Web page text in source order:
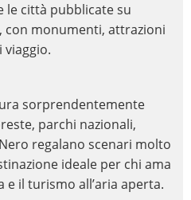
le città pubblicate su
con monumenti, attrazioni
sorprendentemente
parchi nazionali,
regalano scenari molto
ideale per chi ama
il turismo all’aria aperta.